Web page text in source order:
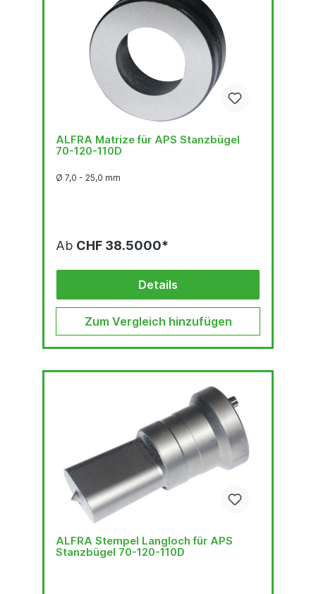
ALFRA Matrize für APS Stanzbügel
70-120-110D
Ø 7,0 - 25,0 mm
Ab CHF 38.5000*
Details
Zum Vergleich hinzufügen
ALFRA Stempel Langloch für APS
Stanzbügel 70-120-110D